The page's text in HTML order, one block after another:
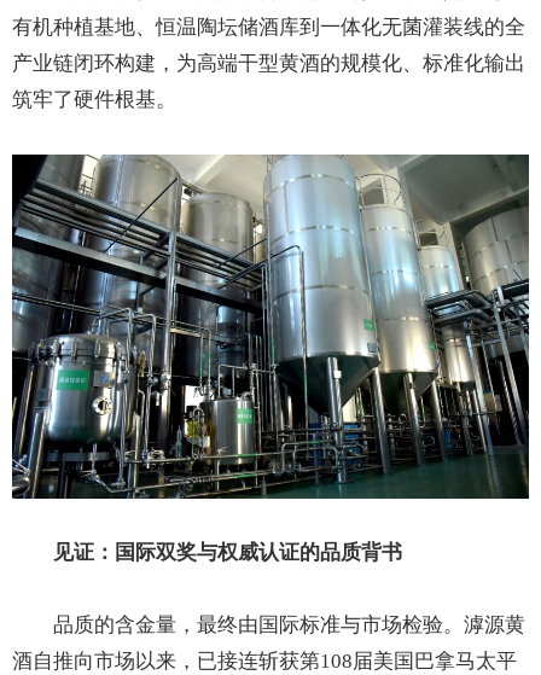
有机种植基地、恒温陶坛储酒库到一体化无菌灌装线的全
产业链闭环构建，为高端干型黄酒的规模化、标准化输出
筑牢了硬件根基。
见证：国际双奖与权威认证的品质背书
品质的含金量，最终由国际标准与市场检验。滹源黄
酒自推向市场以来，已接连斩获第108届美国巴拿马太平